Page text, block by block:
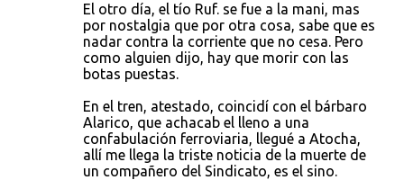
El otro día, el tío Ruf. se fue a la mani, mas
por nostalgia que por otra cosa, sabe que es
nadar contra la corriente que no cesa. Pero
como alguien dijo, hay que morir con las
botas puestas.
En el tren, atestado, coincidí con el bárbaro
Alarico, que achacab el lleno a una
confabulación ferroviaria, llegué a Atocha,
allí me llega la triste noticia de la muerte de
un compañero del Sindicato, es el sino.